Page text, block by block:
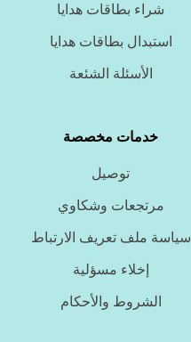
شراء بطاقات هدايا
استبدال بطاقات هدايا
الأسئلة الشئعة
خدمات مخصصة
توصيل
مرتجعات وشكاوي
سياسة ملف تعريف الارتباط
إخلاء مسؤلية
الشروط والأحكام